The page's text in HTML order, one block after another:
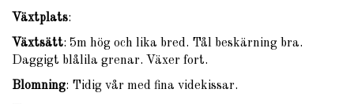
Växtplats:
Växtsätt: 5m hög och lika bred. Tål beskärning bra.
Daggigt blålila grenar. Växer fort.
Blomning: Tidig vår med fina videkissar.